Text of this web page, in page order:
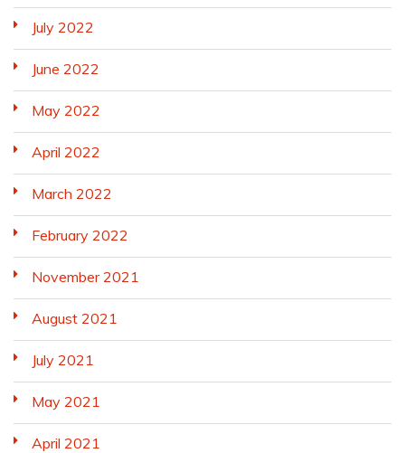
July 2022
June 2022
May 2022
April 2022
March 2022
February 2022
November 2021
August 2021
July 2021
May 2021
April 2021